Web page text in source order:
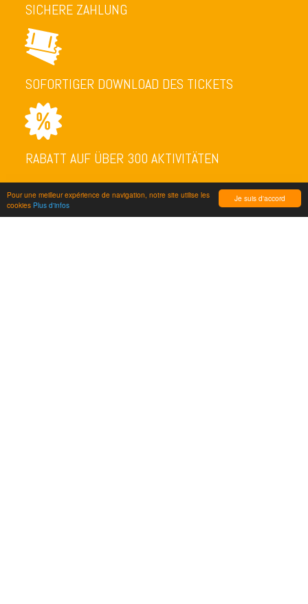
Je suis d'accord
Pour une meilleur expérience de navigation, notre site utilise les
cookies Plus d'infos
SICHERE ZAHLUNG
SOFORTIGER DOWNLOAD DES TICKETS
RABATT AUF ÜBER 300 AKTIVITÄTEN